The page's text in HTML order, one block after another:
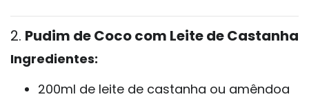
2. Pudim de Coco com Leite de Castanha
Ingredientes:
200ml de leite de castanha ou amêndoa